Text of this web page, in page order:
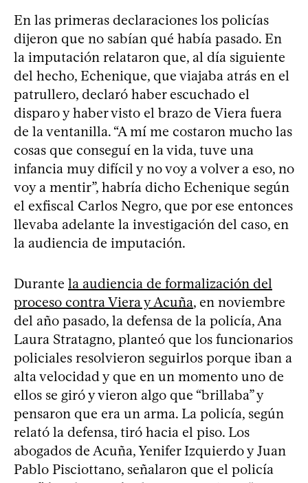
En las primeras declaraciones los policías
dijeron que no sabían qué había pasado. En
la imputación relataron que, al día siguiente
del hecho, Echenique, que viajaba atrás en el
patrullero, declaró haber escuchado el
disparo y haber visto el brazo de Viera fuera
de la ventanilla. “A mí me costaron mucho las
cosas que conseguí en la vida, tuve una
infancia muy difícil y no voy a volver a eso, no
voy a mentir”, habría dicho Echenique según
el exfiscal Carlos Negro, que por ese entonces
llevaba adelante la investigación del caso, en
la audiencia de imputación.
Durante la audiencia de formalización del
proceso contra Viera y Acuña, en noviembre
del año pasado, la defensa de la policía, Ana
Laura Stratagno, planteó que los funcionarios
policiales resolvieron seguirlos porque iban a
alta velocidad y que en un momento uno de
ellos se giró y vieron algo que “brillaba” y
pensaron que era un arma. La policía, según
relató la defensa, tiró hacia el piso. Los
abogados de Acuña, Yenifer Izquierdo y Juan
Pablo Pisciottano, señalaron que el policía